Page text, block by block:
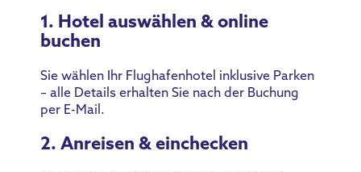
1. Hotel auswählen & online
buchen
Sie wählen Ihr Flughafenhotel inklusive Parken
– alle Details erhalten Sie nach der Buchung
per E-Mail.
2. Anreisen & einchecken